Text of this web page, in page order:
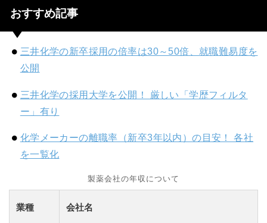
おすすめ記事
三井化学の新卒採用の倍率は30～50倍、就職難易度を
公開
三井化学の採用大学を公開！ 厳しい「学歴フィルタ
ー」有り
化学メーカーの離職率（新卒3年以内）の目安！ 各社
を一覧化
製薬会社の年収について
業種 会社名